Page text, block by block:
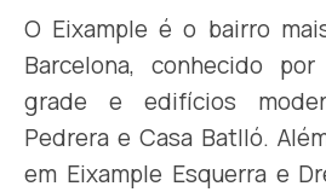
O Eixample é o bairro
Barcelona, conhecido
grade e edifícios
Pedrera e Casa Batlló.
em Eixample Esquerra e